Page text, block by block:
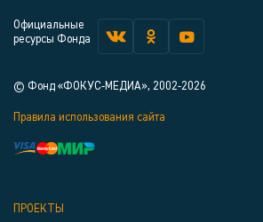
Официальные
ресурсы Фонда
© Фонд «ФОКУС-МЕДИА», 2002-2026
Правила использования сайта
ПРОЕКТЫ